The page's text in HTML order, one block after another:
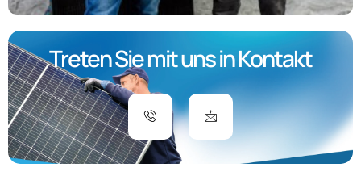
Treten Sie mit uns in Kontakt